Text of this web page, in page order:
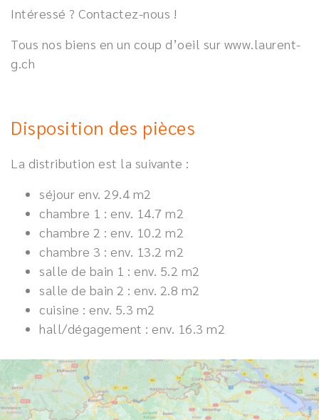
Intéressé ? Contactez-nous !
Tous nos biens en un coup d’oeil sur www.laurent-
g.ch
Disposition des pièces
La distribution est la suivante :
séjour env. 29.4 m2
chambre 1 : env. 14.7 m2
chambre 2 : env. 10.2 m2
chambre 3 : env. 13.2 m2
salle de bain 1 : env. 5.2 m2
salle de bain 2 : env. 2.8 m2
cuisine : env. 5.3 m2
hall/dégagement : env. 16.3 m2